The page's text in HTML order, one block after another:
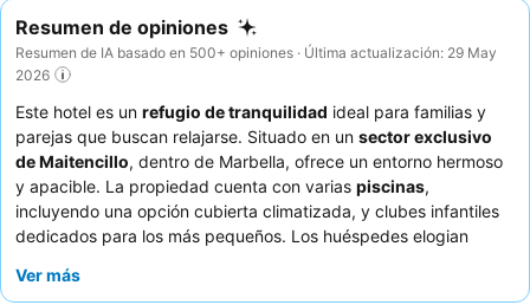
Resumen de opiniones
Resumen de IA basado en 500+ opiniones · Última actualización: 29 May
2026
Este hotel es un refugio de tranquilidad ideal para familias y
parejas que buscan relajarse. Situado en un sector exclusivo
de Maitencillo, dentro de Marbella, ofrece un entorno hermoso
y apacible. La propiedad cuenta con varias piscinas,
incluyendo una opción cubierta climatizada, y clubes infantiles
dedicados para los más pequeños. Los huéspedes elogian
bufé, abundante y variado. Para una experiencia más tranquila,
Ver más